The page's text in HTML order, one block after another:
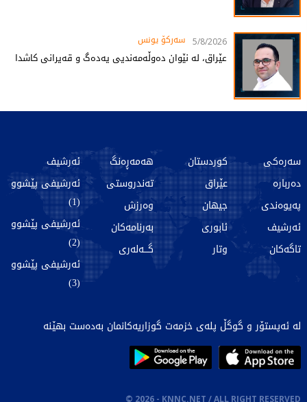
5/8/2026 سەرکۆ یونس
عێراق، لە نێوان دەوڵەمەندیی یەدەگ و قەیرانی کاشدا
سەرەکی
دەربارە
پەیوەندی
ئەرشیف
تاگەکان
کوردستان
عێراق
جیهان
ئابوری
وتار
هەمەڕەنگ
تەندروستی
وەرزش
بەرنامەکان
گـــەلەری
ئەرشیف
ئەرشیفی پێشوو
(1)
ئەرشیفی پێشوو
(2)
ئەرشیفی پێشوو
(3)
لە ئەپستۆر و گوگڵ پلەی خزمەت گوزاریەکانمان بەدەست بهێنە
© 2026 - KNNC.NET / ALL RIGHT RESERVED